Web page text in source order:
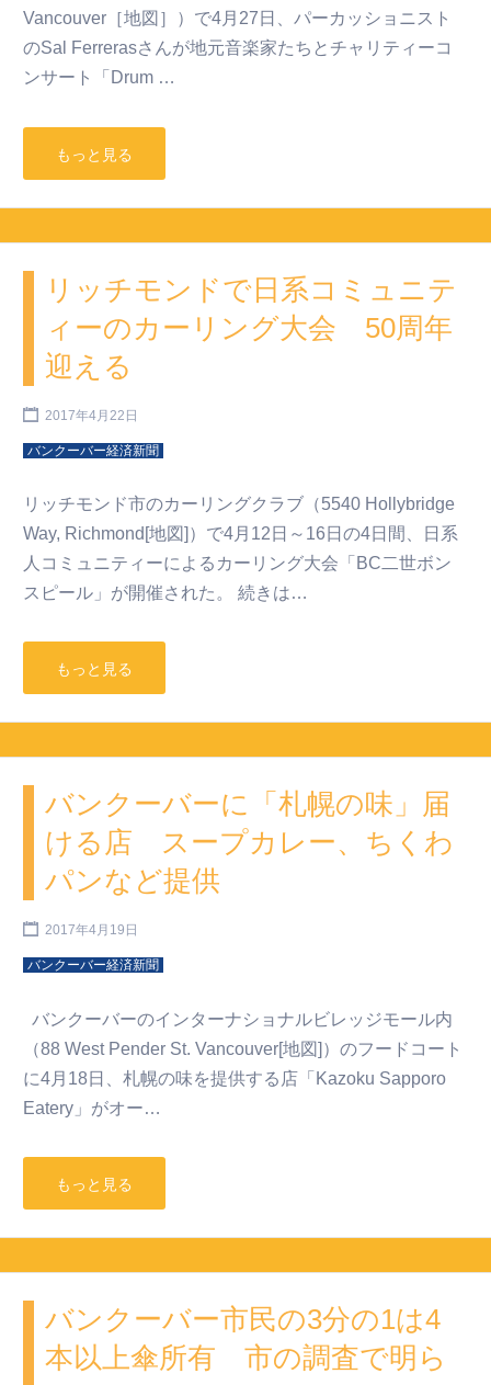
Vancouver［地図］）で4月27日、パーカッショニスト
のSal Ferrerasさんが地元音楽家たちとチャリティーコ
ンサート「Drum …
もっと見る
リッチモンドで日系コミュニテ
ィーのカーリング大会 50周年
迎える
2017年4月22日
バンクーバー経済新聞
リッチモンド市のカーリングクラブ（5540 Hollybridge
Way, Richmond[地図]）で4月12日～16日の4日間、日系
人コミュニティーによるカーリング大会「BC二世ボン
スピール」が開催された。 続きは…
もっと見る
バンクーバーに「札幌の味」届
ける店 スープカレー、ちくわ
パンなど提供
2017年4月19日
バンクーバー経済新聞
バンクーバーのインターナショナルビレッジモール内
（88 West Pender St. Vancouver[地図]）のフードコート
に4月18日、札幌の味を提供する店「Kazoku Sapporo
Eatery」がオー…
もっと見る
バンクーバー市民の3分の1は4
本以上傘所有 市の調査で明ら